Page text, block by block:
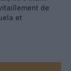
de
et